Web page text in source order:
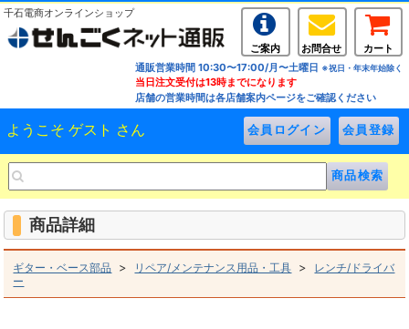
千石電商オンラインショップ
ご案内 お問合せ
カート
通販営業時間 10:30〜17:00/月〜土曜日 ※祝日・年末年始除く
当日注文受付は13時までになります
店舗の営業時間は各店舗案内ページをご確認ください
ようこそ ゲスト さん
商品詳細
ギター・ベース部品 > リペア/メンテナンス用品・工具 > レンチ/ドライバ
ー